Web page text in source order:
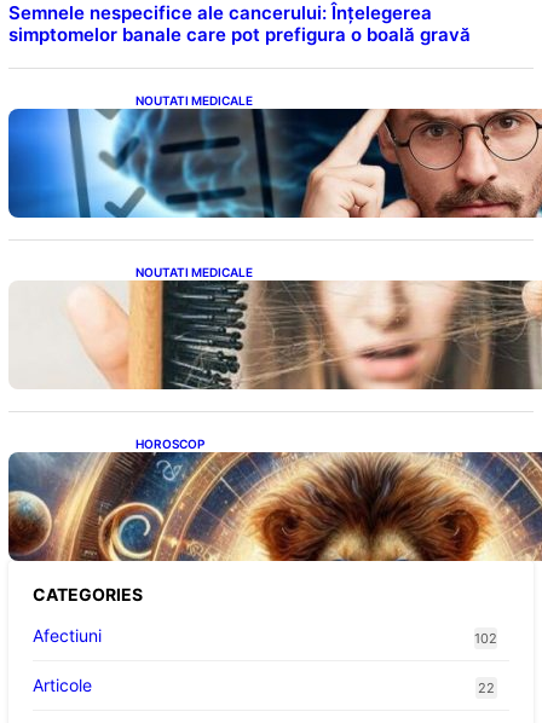
Semnele nespecifice ale cancerului: Înțelegerea
simptomelor banale care pot prefigura o boală gravă
NOUTATI MEDICALE
Inteligența dincolo de note: Semnele unui IQ
ridicat care nu țin de școală
NOUTATI MEDICALE
Semnele unei deficiențe de proteine:
Impactul asupra sănătății tale
HOROSCOP
Portalul Leului 8/8: Oportunități de
Abundență pentru Cinci Zodii în 2026
CATEGORIES
Afectiuni
102
Articole 22